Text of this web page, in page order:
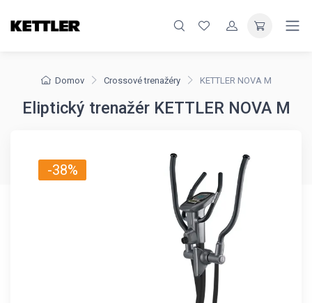
Domov Crossové trenažéry KETTLER NOVA M
Eliptický trenažér KETTLER NOVA M
-38%